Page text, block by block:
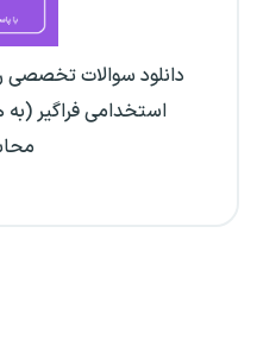
دانلود سوالات تخصصی
استخدامی فراگیر